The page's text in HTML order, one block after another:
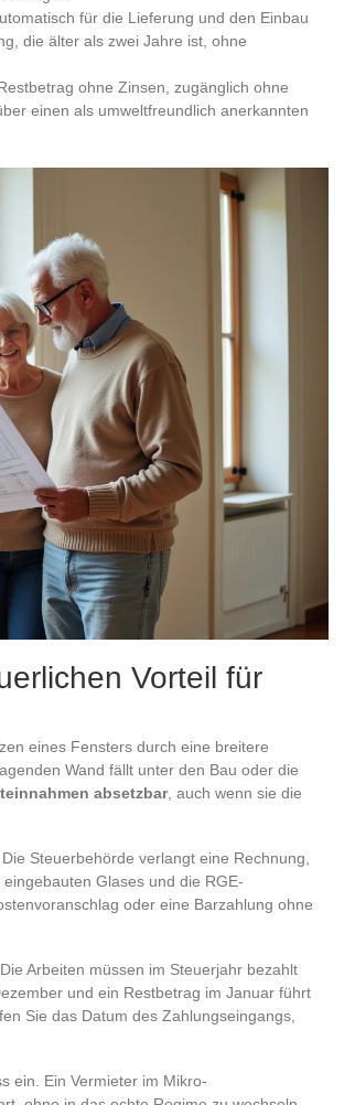
für die Lieferung und den Einbau
die älter als zwei Jahre ist, ohne
ohne Zinsen, zugänglich ohne
einen als umweltfreundlich anerkannten
Vorteil für
eines Fensters durch eine breitere
Wand fällt unter den Bau oder die
absetzbar, auch wenn sie die
Steuerbehörde verlangt eine Rechnung,
Glases und die RGE-
oder eine Barzahlung ohne
Arbeiten müssen im Steuerjahr bezahlt
und ein Restbetrag im Januar führt
Sie das Datum des Zahlungseingangs,
ein. Ein Vermieter im Mikro-